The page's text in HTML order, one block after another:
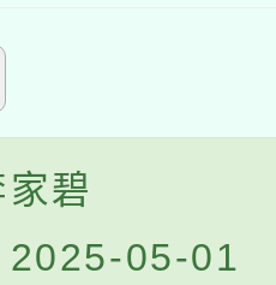
碧
2025-05-01